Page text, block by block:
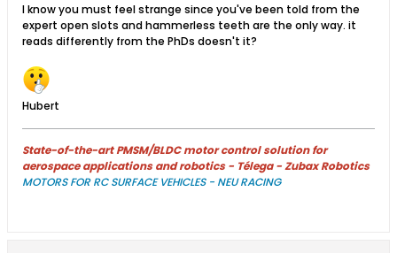
I know you must feel strange since you've been told from the
expert open slots and hammerless teeth are the only way. it
reads differently from the PhDs doesn't it?
Hubert
State-of-the-art PMSM/BLDC motor control solution for
aerospace applications and robotics - Télega - Zubax Robotics
MOTORS FOR RC SURFACE VEHICLES - NEU RACING